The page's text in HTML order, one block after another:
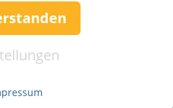
echte Wohlfühlmomente.
Erholung einen